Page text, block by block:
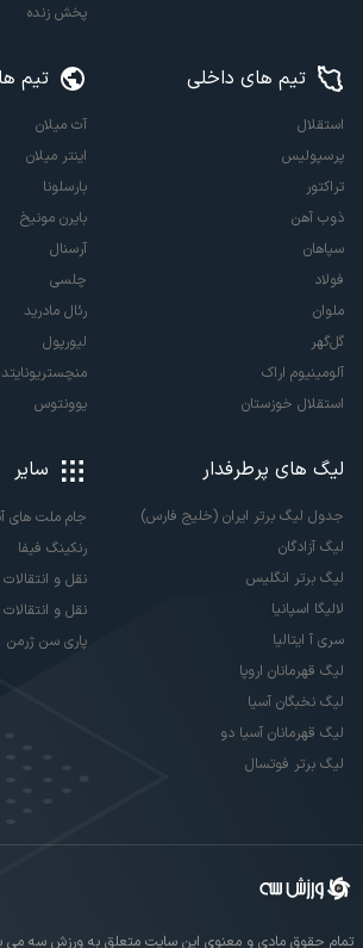
پخش زنده
تیم های داخلی
استقلال
پرسپولیس
تراکتور
ذوب آهن
سپاهان
فولاد
ملوان
گل‌گهر
آلومینیوم اراک
استقلال خوزستان
تیم
آث میلان
اینتر میلان
بارسلونا
بایرن مونیخ
آرسنال
چلسی
رئال مادرید
لیورپول
منچستریونایتد
یوونتوس
لیگ های پرطرفدار
جدول لیگ برتر ایران (خلیج فارس)
لیگ آزادگان
لیگ برتر انگلیس
لالیگا اسپانیا
سری آ ایتالیا
لیگ قهرمانان اروپا
لیگ نخبگان آسیا
لیگ قهرمانان آسیا دو
لیگ برتر فوتسال
سایر
جام ملت های
رنکینگ فیفا
نقل و انتقالات
نقل و انتقالات
پاری سن ژرمن
تمام حقوق مادی و معنوی این سایت متعلق به ورزش سه می